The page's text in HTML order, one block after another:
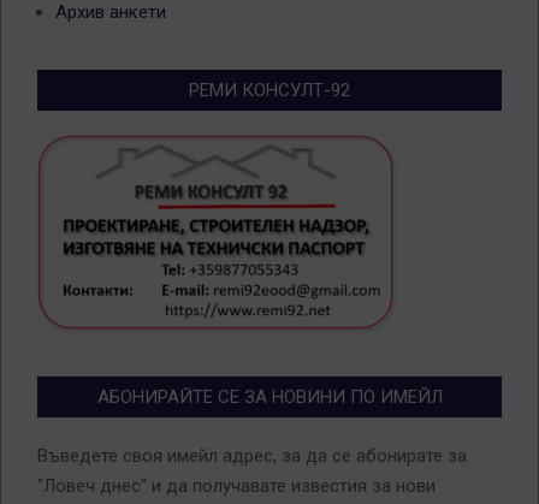
Архив анкети
РЕМИ КОНСУЛТ-92
АБОНИРАЙТЕ СЕ ЗА НОВИНИ ПО ИМЕЙЛ
Въведете своя имейл адрес, за да се абонирате за
"Ловеч днес" и да получавате известия за нови